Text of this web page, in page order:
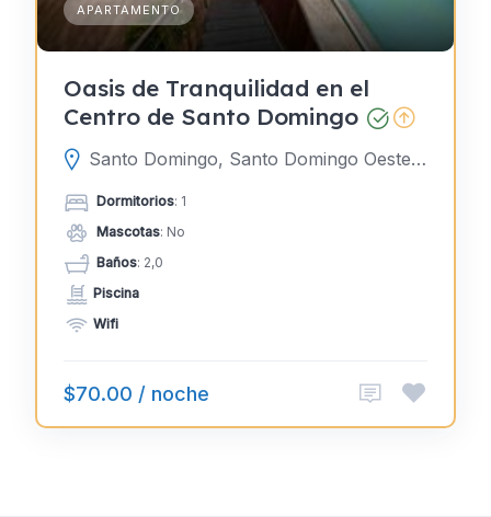
APARTAMENTO
Oasis de Tranquilidad en el
Centro de Santo Domingo
Santo Domingo, Santo Domingo Oeste, Distrito Nacional, República Dominicana
Dormitorios: 1
Mascotas: No
Baños: 2,0
Piscina
Wifi
$70.00 / noche